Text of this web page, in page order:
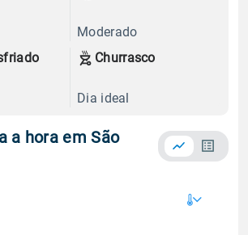
Moderado
Churrasco
Dia ideal
a hora em São